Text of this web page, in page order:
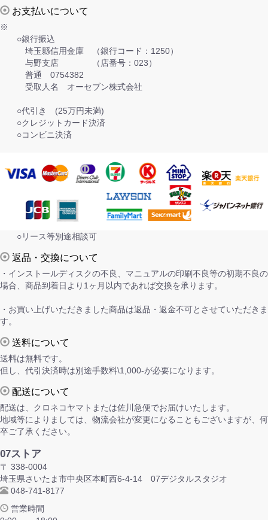
お支払いについて
※
○銀行振込
埼玉縣信用金庫 （銀行コード：1250）
与野支店 （店番号：023）
普通 0754382
受取人名 オーセブン株式会社
○代引き (25万円未満)
○クレジットカード決済
○コンビニ決済
○リース等別途相談可
返品・交換について
・インストールディスクの不良、マニュアルの印刷不良等の初期不良の
場合、商品到着日より1ヶ月以内であれば交換を承ります。
・お買い上げいただきました商品は返品・返金不可とさせていただきま
す。
送料について
送料は無料です。
但し、代引決済時は別途手数料\1,000-が必要になります。
配送について
配送は、クロネコヤマトまたは佐川急便でお届けいたします。
地域等によりましては、物流会社が変更になることもございますが、何
卒ご了承ください。
07ストア
〒 338-0004
埼玉県さいたま市中央区本町西6-4-14 07デジタルスタジオ
048-741-8177
営業時間